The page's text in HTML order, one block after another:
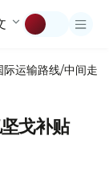
际运输路线/中间走廊
戈补贴